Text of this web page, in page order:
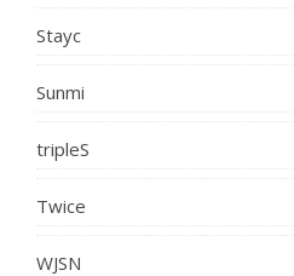
Stayc
Sunmi
tripleS
Twice
WJSN